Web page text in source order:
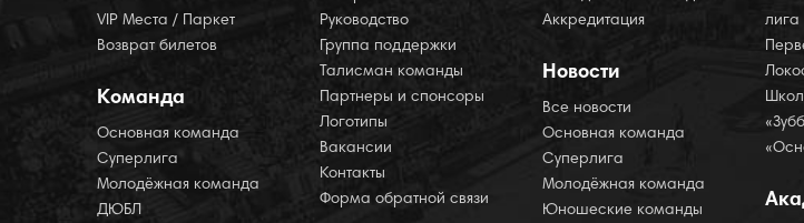
VIP Места / Паркет
Возврат билетов
Команда
Основная команда
Суперлига
Молодёжная команда
ДЮБЛ
Руководство
Группа поддержки
Талисман команды
Партнеры и спонсоры
Логотипы
Вакансии
Контакты
Форма обратной связи
Аккредитация
Новости
Все новости
Основная команда
Суперлига
Молодёжная команда
Юношеские команды
лига